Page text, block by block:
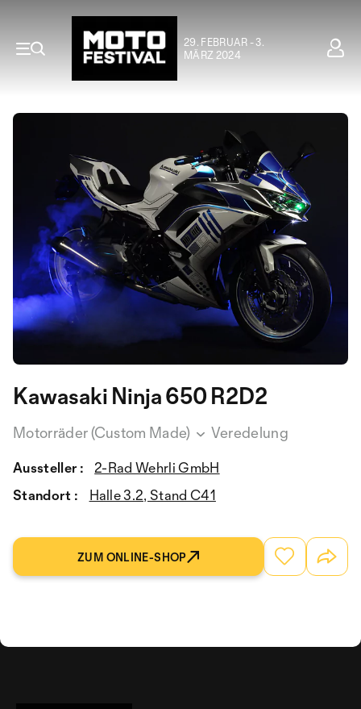
29. FEBRUAR - 3.
MÄRZ 2024
Kawasaki Ninja 650 R2D2
Motorräder (Custom Made) Veredelung
Aussteller :
2-Rad Wehrli GmbH
Standort :
Halle 3.2, Stand C41
ZUM ONLINE-SHOP